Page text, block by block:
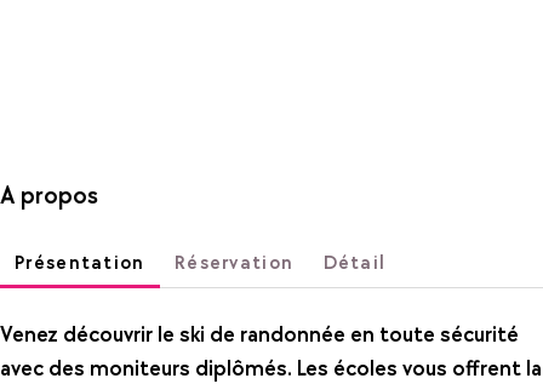
A propos
Présentation Réservation Détail
Venez découvrir le ski de randonnée en toute sécurité
avec des moniteurs diplômés. Les écoles vous offrent la